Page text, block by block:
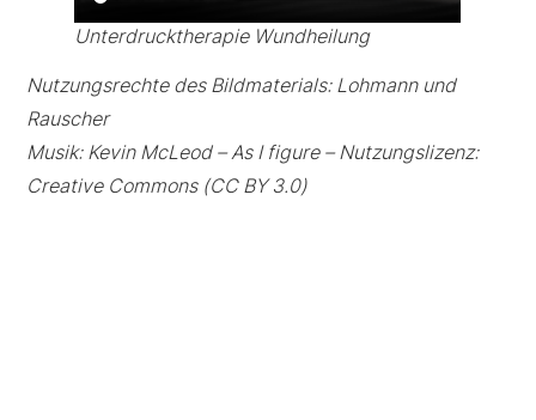
Unterdrucktherapie Wundheilung
Nutzungsrechte des Bildmaterials: Lohmann und
Rauscher
Musik: Kevin McLeod – As I figure – Nutzungslizenz:
Creative Commons (CC BY 3.0)